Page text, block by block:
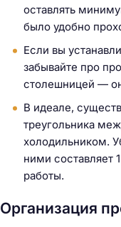
оставлять
было удобно
Если вы
забывайте про
столешницей —
В идеале,
треугольника
холодильником.
ними составляет
работы.
Организация